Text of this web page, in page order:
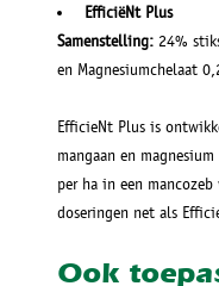
EfficiëNt Plus
Samenstelling: 24%
en Magnesiumchelaat
EfficieNt Plus is
mangaan en
per ha in een
doseringen net als
Ook